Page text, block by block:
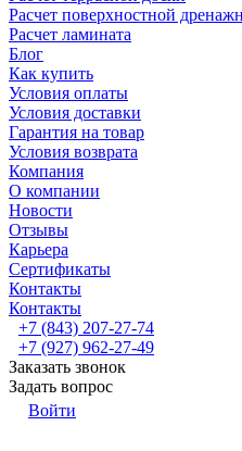
Расчет поверхностной
Расчет ламината
Блог
Как купить
Условия оплаты
Условия доставки
Гарантия на товар
Условия возврата
Компания
О компании
Новости
Отзывы
Карьера
Сертификаты
Контакты
Контакты
+7 (843) 207-27-74
+7 (927) 962-27-49
Заказать звонок
Задать вопрос
Войти